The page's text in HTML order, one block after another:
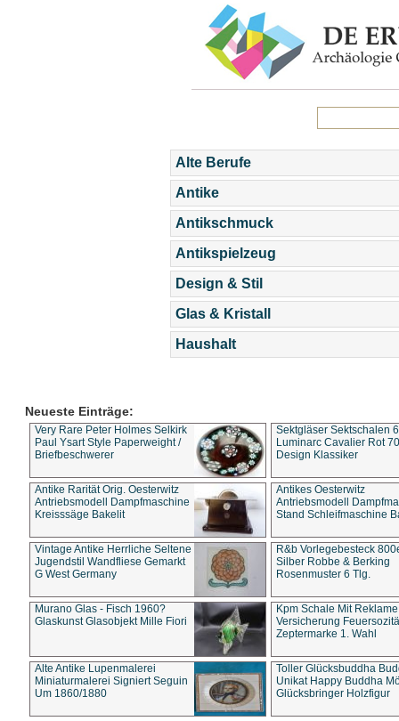
Alte Berufe
Antike
Antikschmuck
Antikspielzeug
Design & Stil
Glas & Kristall
Haushalt
Neueste Einträge:
Very Rare Peter Holmes Selkirk
Paul Ysart Style Paperweight /
Briefbeschwerer
Sektgläser Sektschalen
Luminarc Cavalier Rot
Design Klassiker
Antike Rarität Orig. Oesterwitz
Antriebsmodell Dampfmaschine
Kreisssäge Bakelit
Antikes Oesterwitz
Antriebsmodell
Stand Schleifmaschine
Vintage Antike Herrliche Seltene
Jugendstil Wandfliese Gemarkt
G West Germany
R&b Vorlegebesteck
Silber Robbe & Berking
Rosenmuster 6 Tlg.
Murano Glas - Fisch 1960?
Glaskunst Glasobjekt Mille Fiori
Kpm Schale Mit Reklame
Versicherung
Zeptermarke 1. Wahl
Alte Antike Lupenmalerei
Miniaturmalerei Signiert Seguin
Um 1860/1880
Toller Glücksbuddha
Unikat Happy Buddha
Glücksbringer Holzfigur